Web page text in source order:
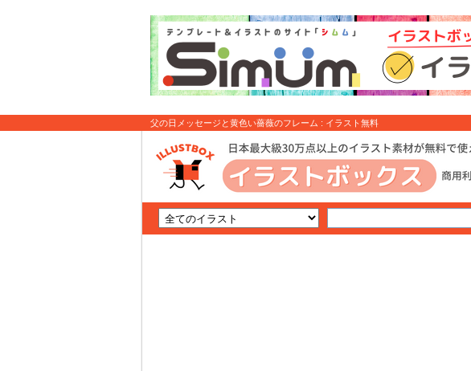
父の日メッセージと黄色い薔薇のフレーム : イラスト無料